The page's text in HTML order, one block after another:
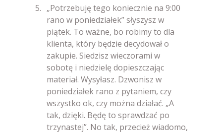
„Potrzebuję tego koniecznie na 9:00
rano w poniedziałek” słyszysz w
piątek. To ważne, bo robimy to dla
klienta, który będzie decydował o
zakupie. Siedzisz wieczorami w
sobotę i niedzielę dopieszczając
materiał. Wysyłasz. Dzwonisz w
poniedziałek rano z pytaniem, czy
wszystko ok, czy można działać. „A
tak, dzięki. Będę to sprawdzać po
trzynastej”. No tak, przecież wiadomo,